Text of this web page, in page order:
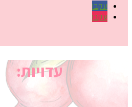
עקבו
עקבו
עדויות: